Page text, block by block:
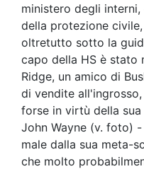
ministero degli
della protezione
oltretutto sotto la
capo della HS è stato
Ridge, un amico di
di vendite
forse in virtù della
John Wayne (v. foto)
male dalla sua meta-
che molto